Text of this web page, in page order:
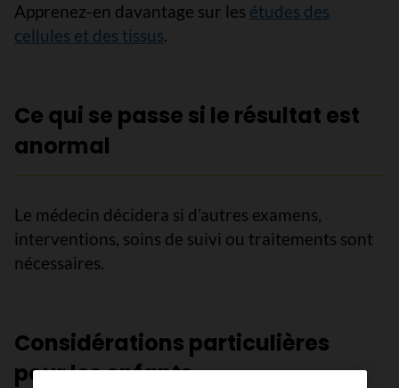
Apprenez-en davantage sur les études des
cellules et des tissus.
Ce qui se passe si le résultat est
anormal
Le médecin décidera si d’autres examens,
interventions, soins de suivi ou traitements sont
nécessaires.
Considérations particulières
pour les enfants